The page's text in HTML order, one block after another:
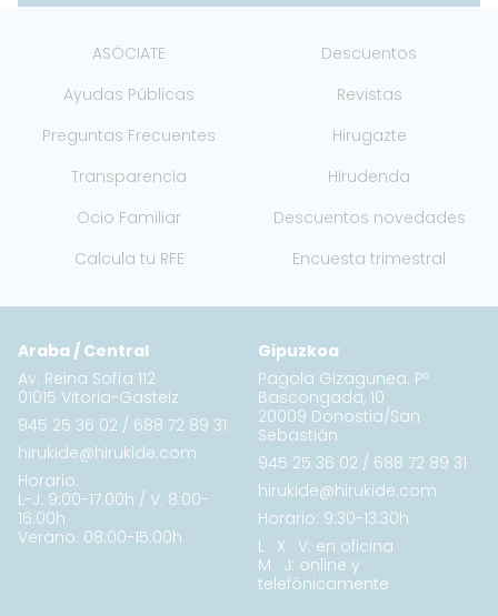
ASÓCIATE
Descuentos
Ayudas Públicas
Revistas
Preguntas Frecuentes
Hirugazte
Transparencia
Hirudenda
Ocio Familiar
Descuentos novedades
Calcula tu RFE
Encuesta trimestral
Araba / Central
Av. Reina Sofía 112
01015 Vitoria-Gasteiz
945 25 36 02 / 688 72 89 31
hirukide@hirukide.com
Horario:
L-J: 9:00-17:00h / V: 8:00-
16:00h
Verano: 08:00-15:00h
Gipuzkoa
Pagola Gizagunea. Pº
Bascongada, 10
20009 Donostia/San
Sebastián
945 25 36 02 / 688 72 89 31
hirukide@hirukide.com
Horario: 9:30-13:30h
L · X · V: en oficina
M · J: online y
telefónicamente